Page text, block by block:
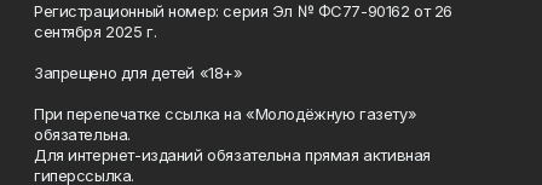
Регистрационный номер: серия Эл № ФС77-90162 от 26
сентября 2025 г.
Запрещено для детей «18+»
При перепечатке ссылка на «Молодёжную газету»
обязательна.
Для интернет-изданий обязательна прямая активная
гиперссылка.